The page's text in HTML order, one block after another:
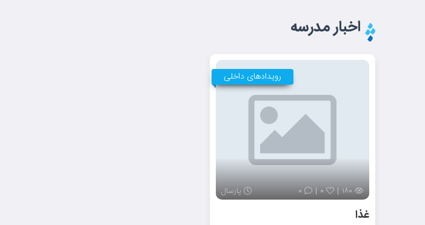
اخبار مدرسه
۱۸۰ ۰ ۰ پارسال
رویدادهای داخلی
غذا